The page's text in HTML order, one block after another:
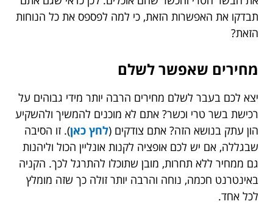
תבדקו את האפשרות הזאת, כי למה לפספס את כל הנוחות
הזאת?
מחירים שאפשר לשלם
יצא לכם בעבר לשלם מחירים הרבה יותר מידי גבוהים על
רכישת בשר טרי וכשר? אתם לא מוכנים להמשיך ולהשקיע
הון עתק בנושא הזה? אתם צודקים (לחץ כאן). זו הסיבה
שבגללה, אם יש לכם אופציה לקנות אונליין הכול וליהנות
גם ממחיר ללא תחרות, מובן שתוכלו להתרגל לכך. הקניה
באינטרנט חכמה, נוחה והרבה יותר זולה כך שזה מומלץ
לכל אחד.